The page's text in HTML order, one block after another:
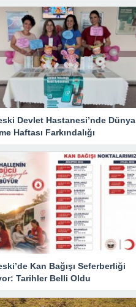
Devlet Hastanesi’nde Dünya
Haftası Farkındalığı
Kan Bağışı Seferberliği
Tarihler Belli Oldu